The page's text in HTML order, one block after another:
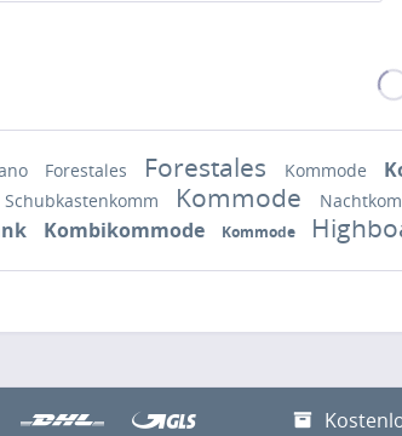
Forestales Forestales Kommode
Schubkastenkomm Kommode
Kombikommode Kommode